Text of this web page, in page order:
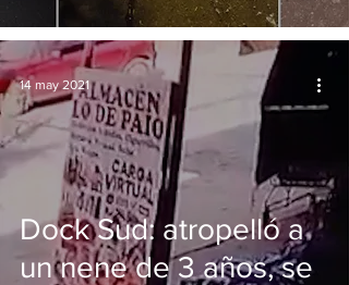
asalto y tiroteo
Dock Sud: atropelló a
un nene de 3 años, se
14 may 2021